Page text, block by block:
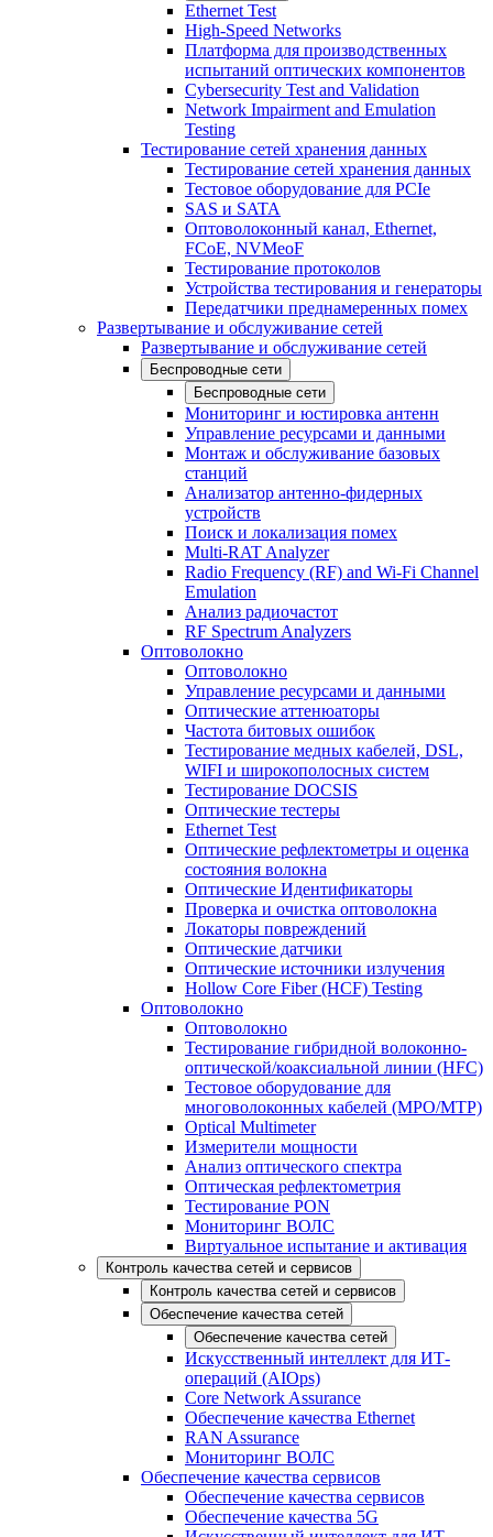
Ethernet Test
High-Speed Networks
Платформа для производственных
испытаний оптических компонентов
Cybersecurity Test and Validation
Network Impairment and Emulation
Testing
Тестирование сетей хранения данных
Тестирование сетей хранения данных
Тестовое оборудование для PCIe
SAS и SATA
Оптоволоконный канал, Ethernet,
FCoE, NVMeoF
Тестирование протоколов
Устройства тестирования и генераторы
Передатчики преднамеренных помех
Развертывание и обслуживание сетей
Развертывание и обслуживание сетей
Беспроводные сети
Беспроводные сети
Мониторинг и юстировка антенн
Управление ресурсами и данными
Монтаж и обслуживание базовых
станций
Анализатор антенно-фидерных
устройств
Поиск и локализация помех
Multi-RAT Analyzer
Radio Frequency (RF) and Wi-Fi Channel
Emulation
Анализ радиочастот
RF Spectrum Analyzers
Оптоволокно
Оптоволокно
Управление ресурсами и данными
Оптические aттенюаторы
Частота битовых ошибок
Тестирование медных кабелей, DSL,
WIFI и широкополосных систем
Тестирование DOCSIS
Оптические тестеры
Ethernet Test
Оптические рефлектометры и оценка
состояния волокна
Оптические Идентификаторы
Проверка и очистка оптоволокна
Локаторы повреждений
Оптические датчики
Оптические источники излучения
Hollow Core Fiber (HCF) Testing
Оптоволокно
Оптоволокно
Тестирование гибридной волоконно-
оптической/коаксиальной линии (HFC)
Тестовое оборудование для
многоволоконных кабелей (MPO/MTP)
Optical Multimeter
Измерители мощности
Анализ оптического спектра
Оптическая рефлектометрия
Тестирование PON
Мониторинг ВОЛС
Виртуальное испытание и активация
Контроль качества сетей и сервисов
Контроль качества сетей и сервисов
Обеспечение качества сетей
Обеспечение качества сетей
Искусственный интеллект для ИТ-
операций (AIOps)
Core Network Assurance
Обеспечение качества Ethernet
RAN Assurance
Мониторинг ВОЛС
Обеспечение качества сервисов
Обеспечение качества сервисов
Обеспечение качества 5G